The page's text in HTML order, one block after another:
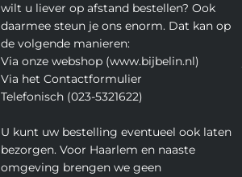
wilt u liever op afstand bestellen? Ook
daarmee steun je ons enorm. Dat kan op
de volgende manieren:
Via onze webshop (www.bijbelin.nl)
Via het Contactformulier
Telefonisch (023-5321622)
U kunt uw bestelling eventueel ook laten
bezorgen. Voor Haarlem en naaste
omgeving brengen we geen